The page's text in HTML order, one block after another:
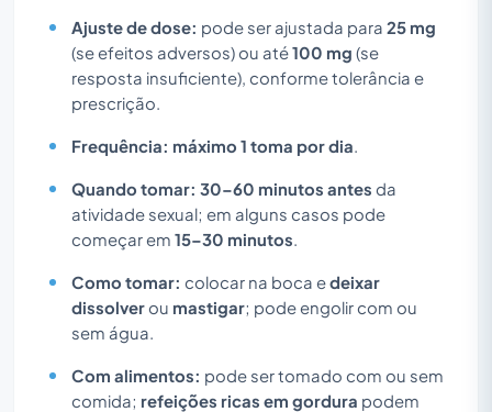
Ajuste de dose: pode ser ajustada para 25 mg
(se efeitos adversos) ou até100 mg (se
resposta insuficiente), conforme tolerância e
prescrição.
Frequência: máximo 1 toma por dia
Quando tomar: 30–60 minutos antes da
atividade sexual; em alguns casos pode
começar em 15–30 minutos
Como tomar: colocar na boca edeixar
dissolverou mastigar; pode engolir com ou
sem água.
Com alimentos: pode ser tomado com ou sem
comida; refeições ricas em gordura podem